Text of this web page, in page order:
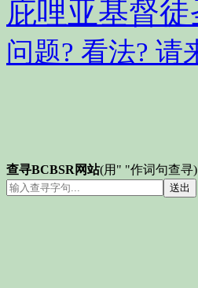
庇哩亚基督
问题? 看法? 请
查寻BCBSR网站(用" "作词句查寻)